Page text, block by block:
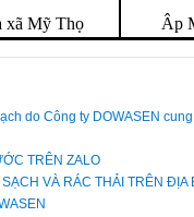
xã Mỹ Thọ Âp
do Công ty DOWASEN
TRÊN ZALO
VÀ RÁC THẢI TRÊN ĐỊA